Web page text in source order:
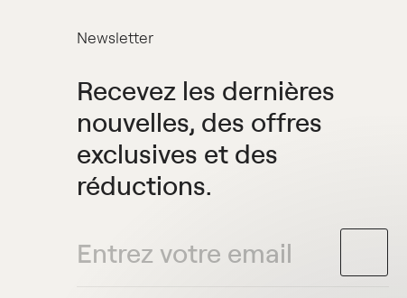
Newsletter
Recevez les dernières
nouvelles, des offres
exclusives et des
réductions.